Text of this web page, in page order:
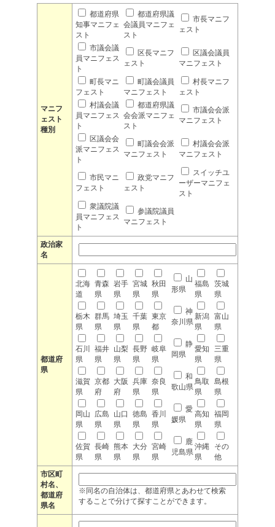
マニフ
ェスト
種別
都道府県
知事マニフェ
スト
都道府県議
会議員マニフェ
スト
市長マニフ
ェスト
市議会議
員マニフェス
ト
区長マニフ
ェスト
区議会議員
マニフェスト
町長マニ
フェスト
町議会議員
マニフェスト
村長マニフ
ェスト
村議会議
員マニフェス
ト
都道府県議
会会派マニフェ
スト
市議会会派
マニフェスト
区議会会
派マニフェス
ト
町議会会派
マニフェスト
村議会会派
マニフェスト
市民マニ
フェスト
政党マニフ
ェスト
スイッチユ
ーザーマニフェ
スト
衆議院議
員マニフェス
ト
参議院議員
マニフェスト
政治家
名
都道府
県
北海
道
青森
県
岩手
県
宮城
県
秋田
県
山
形県
福島
県
茨城
県
栃木
県
群馬
県
埼玉
県
千葉
県
東京
都
神
奈川県
新潟
県
富山
県
石川
県
福井
県
山梨
県
長野
県
岐阜
県
静
岡県
愛知
県
三重
県
滋賀
県
京都
府
大阪
府
兵庫
県
奈良
県
和
歌山県
鳥取
県
島根
県
岡山
県
広島
県
山口
県
徳島
県
香川
県
愛
媛県
高知
県
福岡
県
佐賀
県
長崎
県
熊本
県
大分
県
宮崎
県
鹿
児島県
沖縄
県
その
他
市区町
村名、
都道府
県名
※同名の自治体は、都道府県とあわせて検索
することで分けて探すことができます。